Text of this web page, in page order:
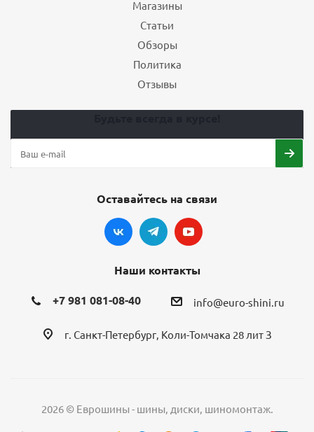
Магазины
Статьи
Обзоры
Политика
Отзывы
Оставайтесь на связи
Наши контакты
+7 981 081-08-40 info@euro-shini.ru
г. Санкт-Петербург, Коли-Томчака 28 лит З
2026 © Еврошины - шины, диски, шиномонтаж.